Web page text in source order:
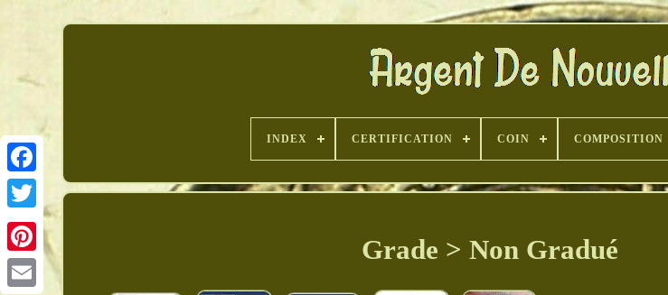
Pinterest
INDEX CERTIFICATION COIN COMPOSITION
Grade > Non Gradué